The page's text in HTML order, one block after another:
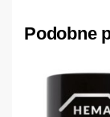
Podobne